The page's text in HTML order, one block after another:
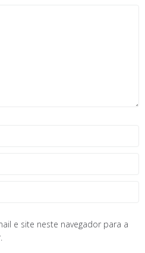
e site neste navegador para a